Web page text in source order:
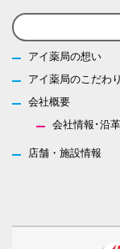
アイ薬局の想い
アイ薬局のこだわり
会社概要
会社情報･沿革
店舗・施設情報